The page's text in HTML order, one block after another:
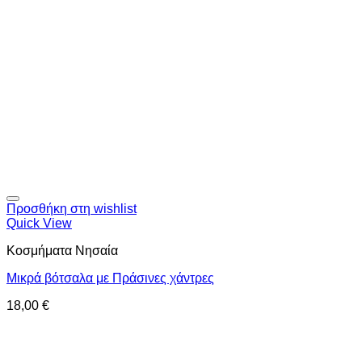
Προσθήκη στη wishlist
Quick View
Κοσμήματα Νησαία
Μικρά βότσαλα με Πράσινες χάντρες
18,00 €